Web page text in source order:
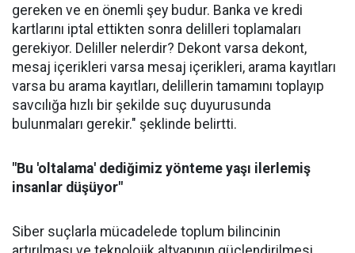
gereken ve en önemli şey budur. Banka ve kredi
kartlarını iptal ettikten sonra delilleri toplamaları
gerekiyor. Deliller nelerdir? Dekont varsa dekont,
mesaj içerikleri varsa mesaj içerikleri, arama kayıtları
varsa bu arama kayıtları, delillerin tamamını toplayıp
savcılığa hızlı bir şekilde suç duyurusunda
bulunmaları gerekir." şeklinde belirtti.
"Bu 'oltalama' dediğimiz yönteme yaşı ilerlemiş
insanlar düşüyor"
Siber suçlarla mücadelede toplum bilincinin